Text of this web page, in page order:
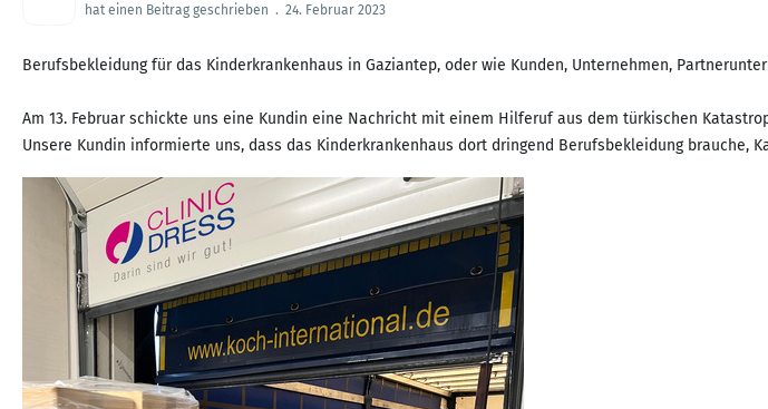
hat einen Beitrag geschrieben . 24. Februar 2023
Berufsbekleidung für das Kinderkrankenhaus in Gaziantep, oder wie Kunden, Unternehmen,
Am 13. Februar schickte uns eine Kundin eine Nachricht mit einem Hilferuf aus dem türkischen
Unsere Kundin informierte uns, dass das Kinderkrankenhaus dort dringend Berufsbekleidung brauche,